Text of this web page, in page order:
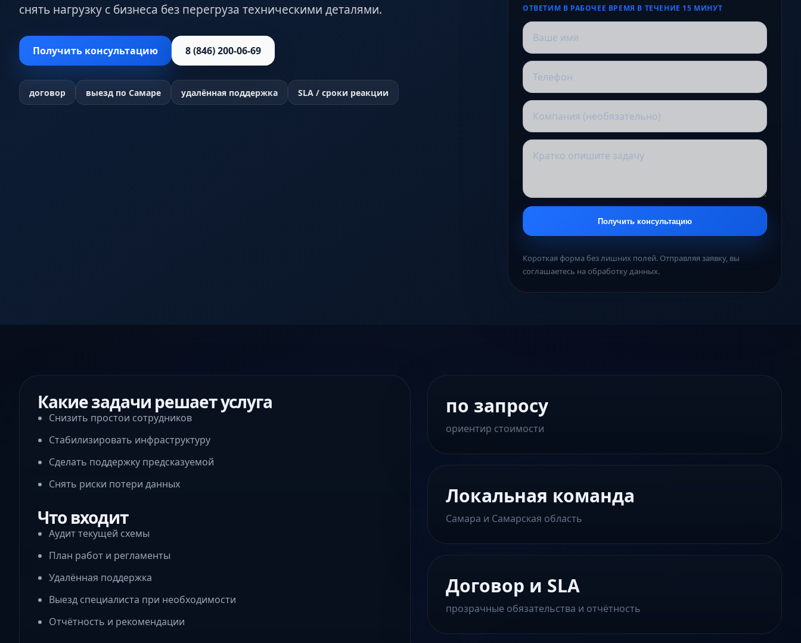
снять нагрузку с бизнеса без перегруза техническими деталями.
Получить консультацию 8 (846) 200-06-69
договор выезд по Самаре удалённая поддержка SLA / сроки реакции
ОТВЕТИМ В РАБОЧЕЕ ВРЕМЯ В ТЕЧЕНИЕ 15 МИНУТ
Получить консультацию
Короткая форма без лишних полей. Отправляя заявку, вы
соглашаетесь на обработку данных.
Какие задачи решает услуга
Снизить простои сотрудников
Стабилизировать инфраструктуру
Сделать поддержку предсказуемой
Снять риски потери данных
Что входит
Аудит текущей схемы
План работ и регламенты
Удалённая поддержка
Выезд специалиста при необходимости
Отчётность и рекомендации
по запросу
ориентир стоимости
Локальная команда
Самара и Самарская область
Договор и SLA
прозрачные обязательства и отчётность